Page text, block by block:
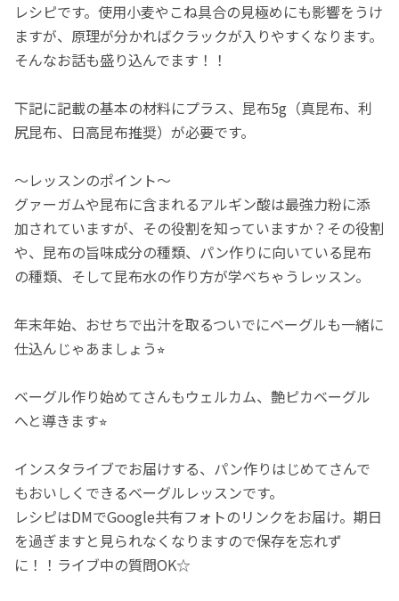
レシピです。使用小麦やこね具合の見極めにも影響をうけ
ますが、原理が分かればクラックが入りやすくなります。
そんなお話も盛り込んでます！！
下記に記載の基本の材料にプラス、昆布5g（真昆布、利
尻昆布、日高昆布推奨）が必要です。
〜レッスンのポイント〜
グァーガムや昆布に含まれるアルギン酸は最強力粉に添
加されていますが、その役割を知っていますか？その役割
や、昆布の旨味成分の種類、パン作りに向いている昆布
の種類、そして昆布水の作り方が学べちゃうレッスン。
年末年始、おせちで出汁を取るついでにベーグルも一緒に
仕込んじゃあましょう⭐︎
ベーグル作り始めてさんもウェルカム、艶ピカベーグル
へと導きます⭐︎
インスタライブでお届けする、パン作りはじめてさんで
もおいしくできるベーグルレッスンです。
レシピはDMでGoogle共有フォトのリンクをお届け。期日
を過ぎますと見られなくなりますので保存を忘れず
に！！ライブ中の質問OK☆